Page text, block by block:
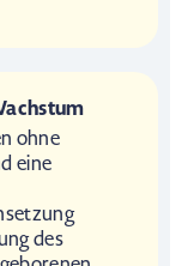
ohne
eine
des